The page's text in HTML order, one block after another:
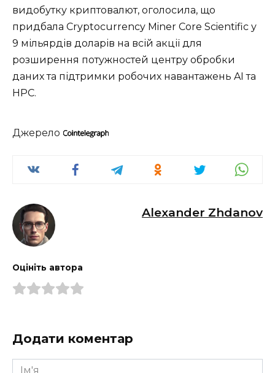
видобутку криптовалют, оголосила, що
придбала Cryptocurrency Miner Core Scientific у
9 мільярдів доларів на всій акції для
розширення потужностей центру обробки
даних та підтримки робочих навантажень AI та
HPC.
Джерело
Alexander Zhdanov
Оцініть автора
Додати коментар
Ім'я